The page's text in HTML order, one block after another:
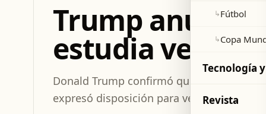
Trump
estudia venta de
Donald Trump confirmó que Estados
expresó disposición para vender aviones
↳Fútbol
↳Copa
Tecnología y
Revista